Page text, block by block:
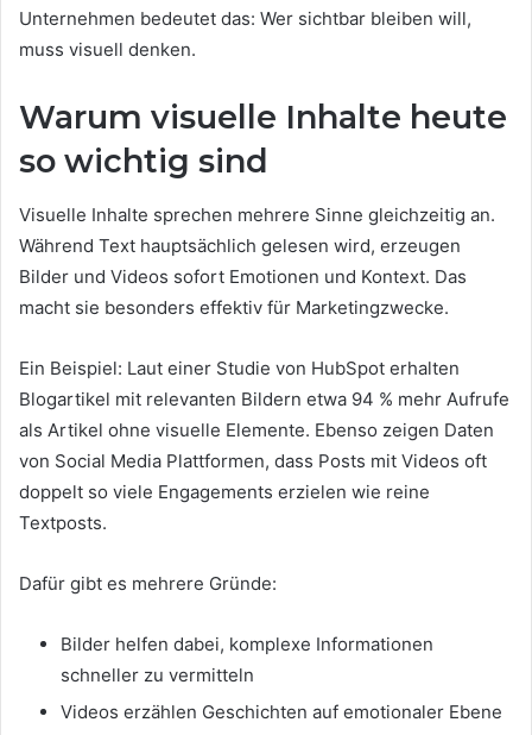
Unternehmen bedeutet das: Wer sichtbar bleiben will,
muss visuell denken.
Warum visuelle Inhalte heute
so wichtig sind
Visuelle Inhalte sprechen mehrere Sinne gleichzeitig an.
Während Text hauptsächlich gelesen wird, erzeugen
Bilder und Videos sofort Emotionen und Kontext. Das
macht sie besonders effektiv für Marketingzwecke.
Ein Beispiel: Laut einer Studie von HubSpot erhalten
Blogartikel mit relevanten Bildern etwa 94 % mehr Aufrufe
als Artikel ohne visuelle Elemente. Ebenso zeigen Daten
von Social Media Plattformen, dass Posts mit Videos oft
doppelt so viele Engagements erzielen wie reine
Textposts.
Dafür gibt es mehrere Gründe:
Bilder helfen dabei, komplexe Informationen
schneller zu vermitteln
Videos erzählen Geschichten auf emotionaler Ebene